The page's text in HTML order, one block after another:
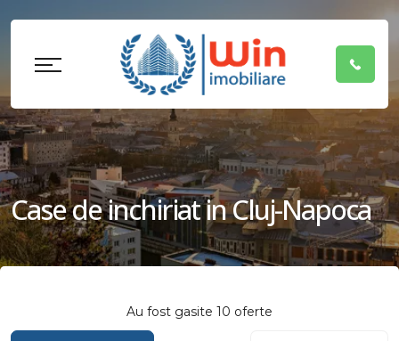
Case de inchiriat in Cluj-Napoca
Au fost gasite 10 oferte